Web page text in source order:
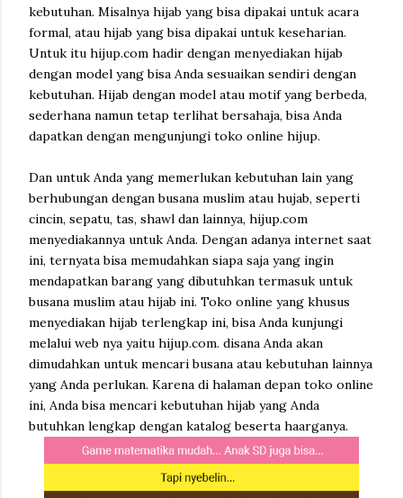
kebutuhan. Misalnya hijab yang bisa dipakai untuk acara
formal, atau hijab yang bisa dipakai untuk keseharian.
Untuk itu hijup.com hadir dengan menyediakan hijab
dengan model yang bisa Anda sesuaikan sendiri dengan
kebutuhan. Hijab dengan model atau motif yang berbeda,
sederhana namun tetap terlihat bersahaja, bisa Anda
dapatkan dengan mengunjungi toko online hijup.
Dan untuk Anda yang memerlukan kebutuhan lain yang
berhubungan dengan busana muslim atau hujab, seperti
cincin, sepatu, tas, shawl dan lainnya, hijup.com
menyediakannya untuk Anda. Dengan adanya internet saat
ini, ternyata bisa memudahkan siapa saja yang ingin
mendapatkan barang yang dibutuhkan termasuk untuk
busana muslim atau hijab ini. Toko online yang khusus
menyediakan hijab terlengkap ini, bisa Anda kunjungi
melalui web nya yaitu hijup.com. disana Anda akan
dimudahkan untuk mencari busana atau kebutuhan lainnya
yang Anda perlukan. Karena di halaman depan toko online
ini, Anda bisa mencari kebutuhan hijab yang Anda
butuhkan lengkap dengan katalog beserta haarganya.